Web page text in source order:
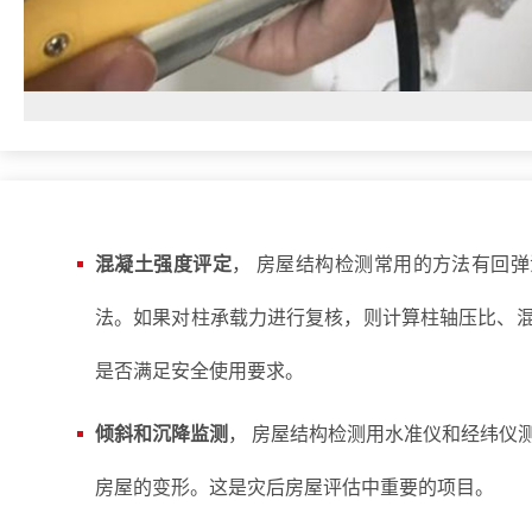
混凝土强度评定， 房屋结构检测常用的方法有回
法。如果对柱承载力进行复核，则计算柱轴压比、
是否满足安全使用要求。
倾斜和沉降监测 ， 房屋结构检测用水准仪和经纬仪
房屋的变形。这是灾后房屋评估中重要的项目。